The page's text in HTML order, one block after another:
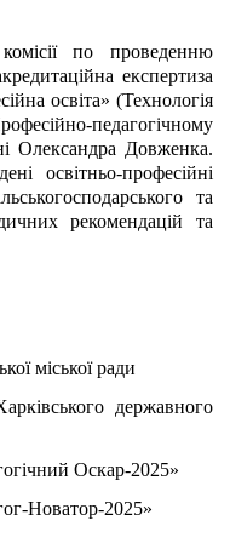
по проведенню
експертиза
освіта» (Технологія
педагогічному
Олександра Довженка.
освітньо-професійні
та
рекомендацій та
міської ради
державного
Оскар-2025»
Новатор-2025»